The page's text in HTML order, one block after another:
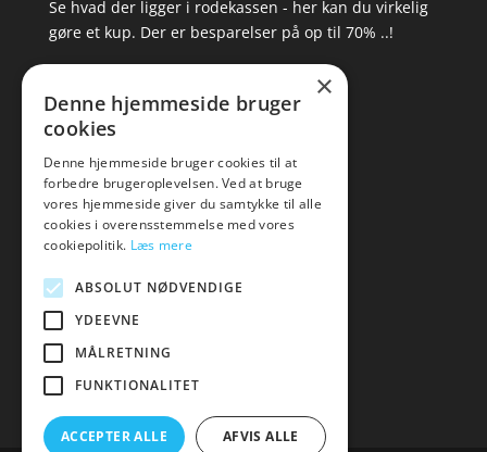
Se hvad der ligger i rodekassen - her kan du virkelig
gøre et kup. Der er besparelser på op til 70% ..!
Tlf: 7876 8672
Mail: hej@amare.dk
×
Denne hjemmeside bruger
cookies
Denne hjemmeside bruger cookies til at
forbedre brugeroplevelsen. Ved at bruge
vores hjemmeside giver du samtykke til alle
cookies i overensstemmelse med vores
cookiepolitik. Læs mere
ABSOLUT NØDVENDIGE
YDEEVNE
MÅLRETNING
FUNKTIONALITET
ACCEPTER ALLE AFVIS ALLE